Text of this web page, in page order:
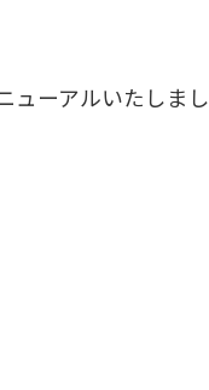
ューアルいたしまし